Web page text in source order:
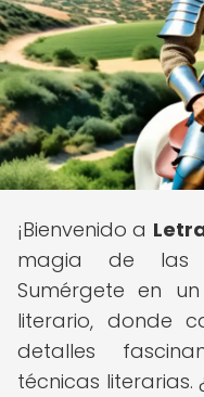
¡Bienvenido a
magia de las
Sumérgete en
literario, donde
detalles
técnicas literarias.